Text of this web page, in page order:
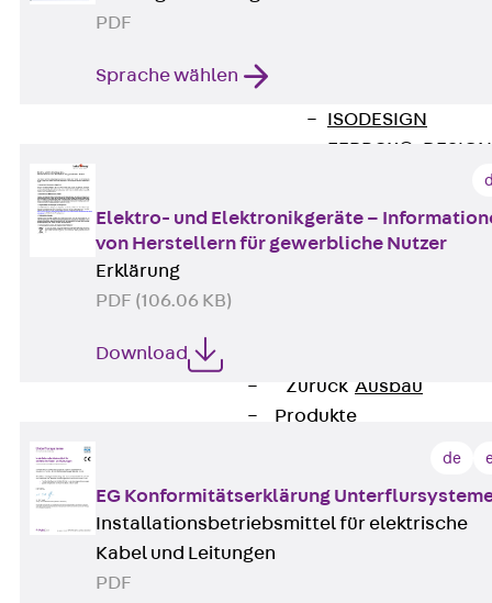
ISODESIGN
FERBOX®-
Services
Zurück Services
Zurück Ausbau
Produkte
Zurück
Kabelrinnen
PDF
Sprache wählen
Elektro- und Elektronikgeräte –
von Herstellern für gewerbliche Nutzer
Erklärung
PDF (106.06 KB)
Download
de
EG Konformitätserklärung
Installationsbetriebsmittel für elektrische
Kabel und Leitungen
PDF